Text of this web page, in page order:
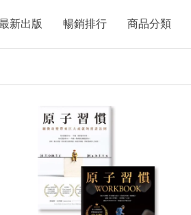
新出版 暢銷排行 商品分類